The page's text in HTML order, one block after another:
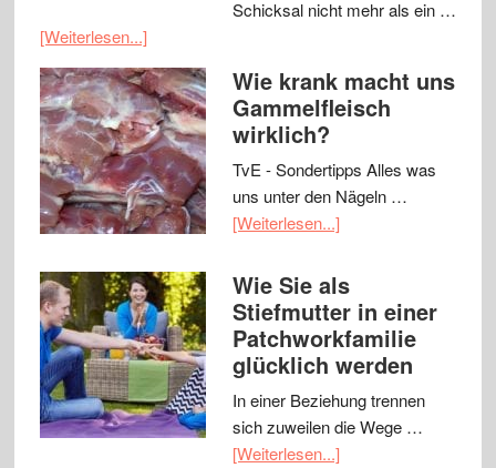
Schicksal nicht mehr als ein …
[Weiterlesen...]
Wie krank macht uns
Gammelfleisch
wirklich?
TvE - Sondertipps Alles was
uns unter den Nägeln …
[Weiterlesen...]
Wie Sie als
Stiefmutter in einer
Patchworkfamilie
glücklich werden
In einer Beziehung trennen
sich zuweilen die Wege …
[Weiterlesen...]